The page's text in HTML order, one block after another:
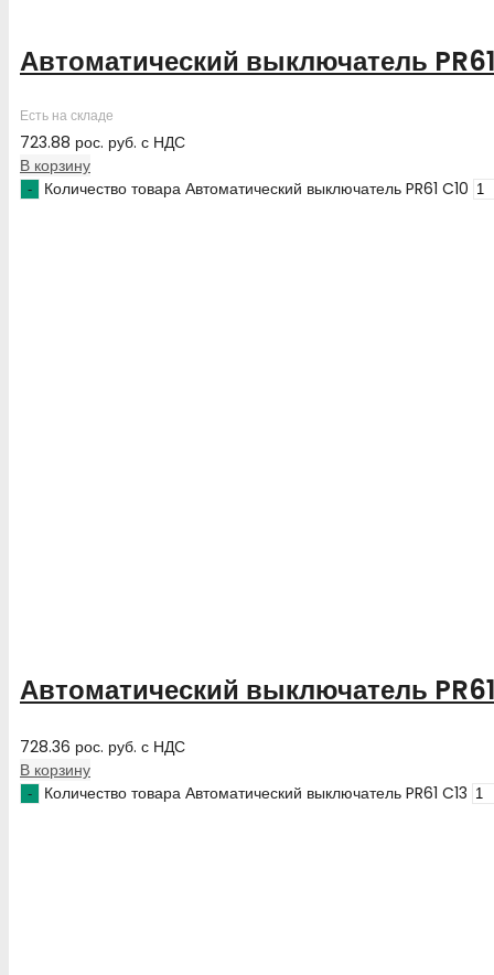
Автоматический выключатель
Есть на складе
723.88 рос. руб. с НДС
В корзину
Количество товара Автоматический выключатель PR61 C10
Автоматический выключатель
728.36 рос. руб. с НДС
В корзину
Количество товара Автоматический выключатель PR61 C13